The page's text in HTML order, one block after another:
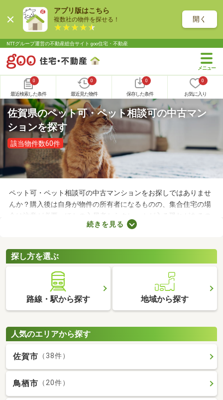
アプリ版はこちら
複数社の物件を探せる！ 開く
NTTグループ運営の不動産総合サイト goo住宅・不動産
0
最近検索した条件
0
最近見た物件
0
保存した条件
0
お気に入り
佐賀県のペット可・ペット相談可の中古マン
ションを探す
該当物件数60件
ペット可・ペット相談可の中古マンションをお探しではありませ
んか？購入後は自身が物件の所有者になるものの、集合住宅の場
合は注意が必要。ほかの入居者からクレームが入る恐れがあるの
で、大切な家族と引っ越す際は、ペット可の物件を選ぶことが大
するので、ペットと快適に暮らせるお部屋を見つけてください
ね。
続きを見る
探し方を選ぶ
路線・駅から探す 地域から探す
人気のエリアから探す
佐賀市 （38件）
鳥栖市 （20件）